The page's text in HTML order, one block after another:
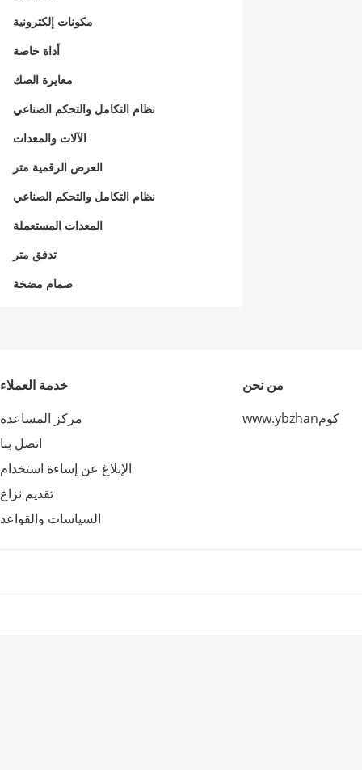
مكونات إلكترونية
أداة خاصة
معايرة الصك
نظام التكامل والتحكم الصناعي
الآلات والمعدات
العرض الرقمية متر
نظام التكامل والتحكم الصناعي
المعدات المستعملة
تدفق متر
صمام مضخة
خدمة العملاء
مركز المساعدة
اتصل بنا
الإبلاغ عن إساءة استخدام
تقديم نزاع
السياسات والقواعد
من نحن
www.ybzhanكوم